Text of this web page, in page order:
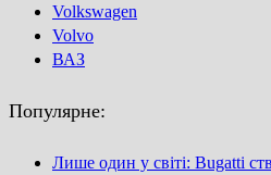
Volkswagen
Volvo
ВАЗ
Популярне:
Лише один у світі: Bugatti